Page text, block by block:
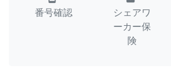
番号確認
シェアワ
ーカー保
険